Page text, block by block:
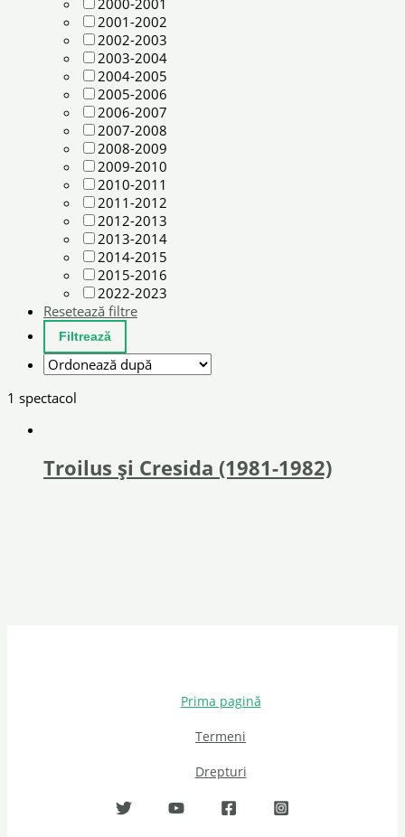
2000-2001
2001-2002
2002-2003
2003-2004
2004-2005
2005-2006
2006-2007
2007-2008
2008-2009
2009-2010
2010-2011
2011-2012
2012-2013
2013-2014
2014-2015
2015-2016
2022-2023
Resetează filtre
1 spectacol
Troilus și Cresida (1981-1982)
Prima pagină
Termeni
Drepturi